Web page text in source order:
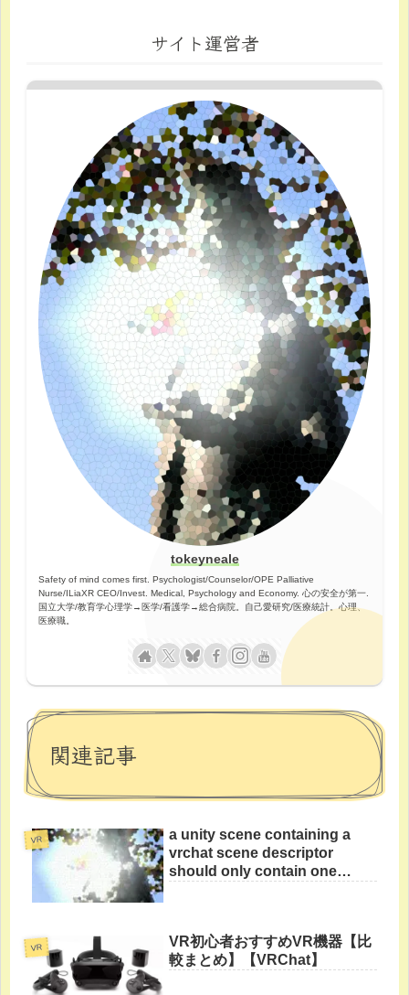
サイト運営者
tokeyneale
Safety of mind comes first. Psychologist/Counselor/OPE Palliative
Nurse/ILiaXR CEO/Invest. Medical, Psychology and Economy. 心の安全が第一.
国立大学/教育学心理学→医学/看護学→総合病院。自己愛研究/医療統計。心理、
医療職。
関連記事
VR
a unity scene containing a
vrchat scene descriptor
should only contain one
VR
VR初心者おすすめVR機器【比
較まとめ】【VRChat】